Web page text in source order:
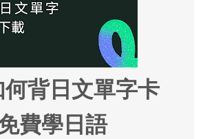
背日文單字卡
費學日語